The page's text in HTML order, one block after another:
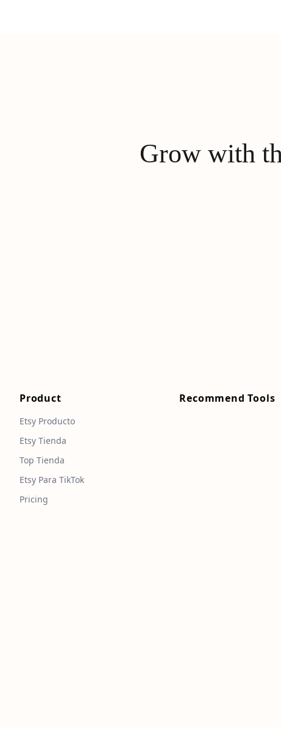
Grow with
Product
Etsy Producto
Etsy Tienda
Top Tienda
Etsy Para TikTok
Pricing
Recommend Tools